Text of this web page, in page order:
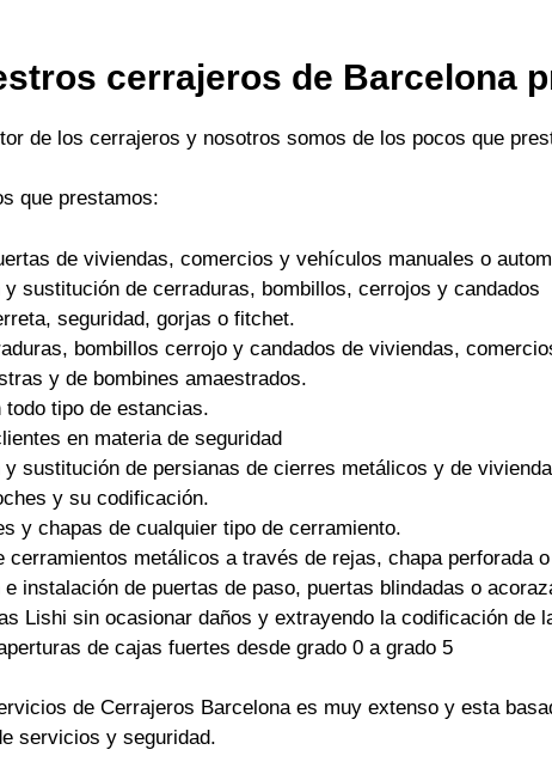
cerrajeros de Barcelona
de los cerrajeros y nosotros somos de los pocos que
que prestamos:
de viviendas, comercios y vehículos manuales o
sustitución de cerraduras, bombillos, cerrojos y candados
seguridad, gorjas o fitchet.
bombillos cerrojo y candados de viviendas,
y de bombines amaestrados.
tipo de estancias.
en materia de seguridad
y sustitución de persianas de cierres metálicos y de
y su codificación.
y chapas de cualquier tipo de cerramiento.
cerramientos metálicos a través de rejas, chapa perforada
instalación de puertas de paso, puertas blindadas o
Lishi sin ocasionar daños y extrayendo la codificación de
de cajas fuertes desde grado 0 a grado 5
de Cerrajeros Barcelona es muy extenso y esta
servicios y seguridad.